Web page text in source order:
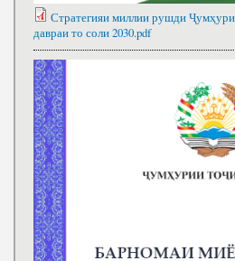
Стратегияи миллии рушди
давраи то соли 2030.pdf